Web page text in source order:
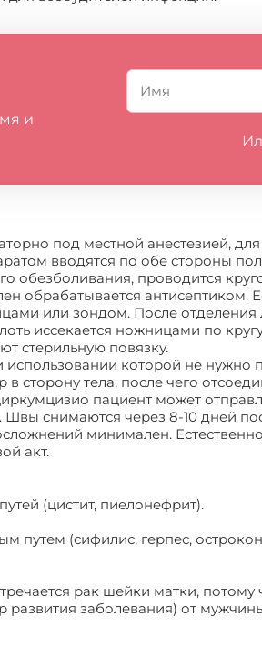
и
под местной анестезией,
вводятся по обе стороны
обезболивания, проводится
обрабатывается антисептиком.
или зондом. После отделения
иссекается ножницами по
стерильную повязку.
которой не
сторону тела, после чего
пациент может
Швы снимаются через 8-10 дней
минимален.
акт.
(цистит, пиелонефрит).
путем (сифилис, герпес,
рак шейки матки, потому
заболевания) от